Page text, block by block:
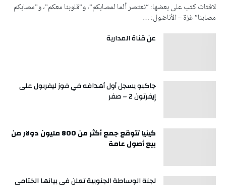
لافتات كتب على بعضها: “نعتصر ألما لمصابكم”، و”قلوبنا معكم”، و”مصابكم
مصابنا” غزة – الأناضول: …
عن قناة المدارية
جاكبو يسجل أول أهدافه في فوز ليفربول على
إيفرتون 2 – صفر
كينيا تتوقع جمع أكثر من 800 مليون دولار من
بيع أصول عامة
لجنة الوساطة الجنوبية تعلن في بيانها الختامي